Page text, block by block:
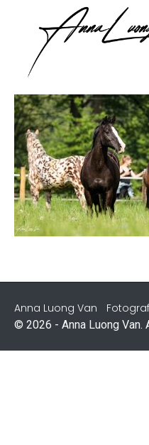
Anna Luong Van
© 2026 - Anna Luong Van.